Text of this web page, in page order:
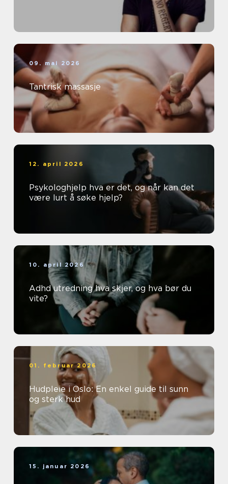
09. mai 2026
Tantrisk massasje
12. april 2026
Psykologhjelp hva er det, og når kan det
være lurt å søke hjelp?
10. april 2026
Adhd utredning hva skjer, og hva bør du
vite?
01. februar 2026
Hudpleie i Oslo: En enkel guide til sunn
og sterk hud
15. januar 2026